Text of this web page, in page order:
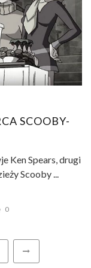
SCOOBY-
Ken Spears, drugi
Scooby ...
0